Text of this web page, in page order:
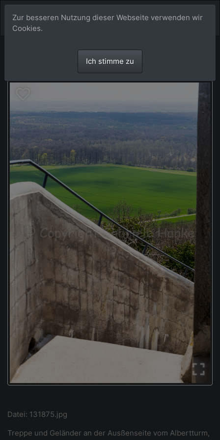
Datei: 131875.jpg
Treppe und Geländer an der Ausßenseite vom Albertturm,
Zur besseren Nutzung dieser Webseite verwenden wir
Cookies.
Ich stimme zu